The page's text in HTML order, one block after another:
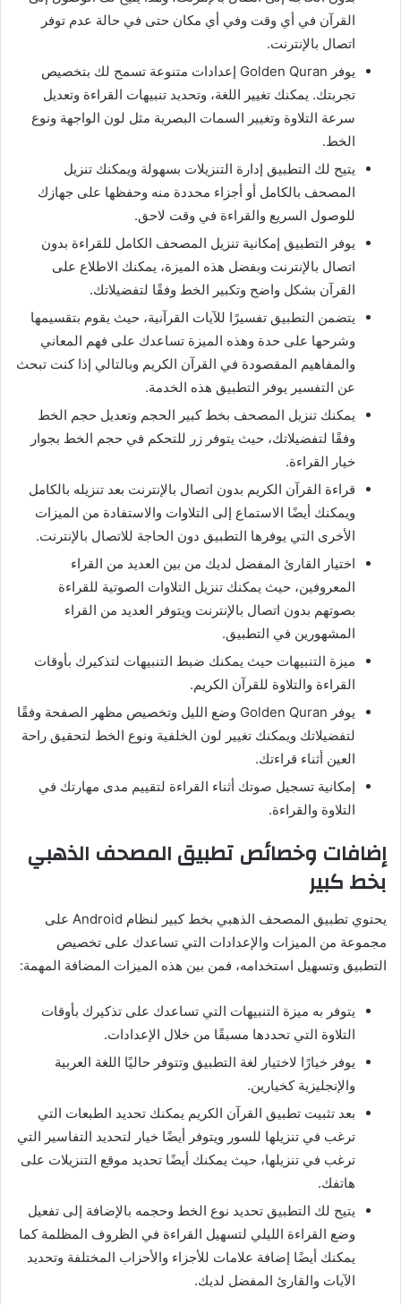
القرآن في أي وقت وفي أي مكان حتى في حالة عدم توفر
اتصال بالإنترنت.
يوفر Golden Quran إعدادات متنوعة تسمح لك بتخصيص
تجربتك. يمكنك تغيير اللغة، وتحديد تنبيهات القراءة وتعديل
سرعة التلاوة وتغيير السمات البصرية مثل لون الواجهة ونوع
الخط.
يتيح لك التطبيق إدارة التنزيلات بسهولة ويمكنك تنزيل
المصحف بالكامل أو أجزاء محددة منه وحفظها على جهازك
للوصول السريع والقراءة في وقت لاحق.
يوفر التطبيق إمكانية تنزيل المصحف الكامل للقراءة بدون
اتصال بالإنترنت وبفضل هذه الميزة، يمكنك الاطلاع على
القرآن بشكل واضح وتكبير الخط وفقًا لتفضيلاتك.
يتضمن التطبيق تفسيرًا للآيات القرآنية، حيث يقوم بتقسيمها
وشرحها على حدة وهذه الميزة تساعدك على فهم المعاني
والمفاهيم المقصودة في القرآن الكريم وبالتالي إذا كنت تبحث
عن التفسير يوفر التطبيق هذه الخدمة.
يمكنك تنزيل المصحف بخط كبير الحجم وتعديل حجم الخط
وفقًا لتفضيلاتك، حيث يتوفر زر للتحكم في حجم الخط بجوار
خيار القراءة.
قراءة القرآن الكريم بدون اتصال بالإنترنت بعد تنزيله بالكامل
ويمكنك أيضًا الاستماع إلى التلاوات والاستفادة من الميزات
الأخرى التي يوفرها التطبيق دون الحاجة للاتصال بالإنترنت.
اختيار القارئ المفضل لديك من بين العديد من القراء
المعروفين، حيث يمكنك تنزيل التلاوات الصوتية للقراءة
بصوتهم بدون اتصال بالإنترنت ويتوفر العديد من القراء
المشهورين في التطبيق.
ميزة التنبيهات حيث يمكنك ضبط التنبيهات لتذكيرك بأوقات
القراءة والتلاوة للقرآن الكريم.
يوفر Golden Quran وضع الليل وتخصيص مظهر الصفحة وفقًا
لتفضيلاتك ويمكنك تغيير لون الخلفية ونوع الخط لتحقيق راحة
العين أثناء قراءتك.
إمكانية تسجيل صوتك أثناء القراءة لتقييم مدى مهارتك في
التلاوة والقراءة.
إضافات وخصائص تطبيق المصحف الذهبي
بخط كبير
يحتوي تطبيق المصحف الذهبي بخط كبير لنظام Android على
مجموعة من الميزات والإعدادات التي تساعدك على تخصيص
التطبيق وتسهيل استخدامه، فمن بين هذه الميزات المضافة المهمة:
يتوفر به ميزة التنبيهات التي تساعدك على تذكيرك بأوقات
التلاوة التي تحددها مسبقًا من خلال الإعدادات.
يوفر خيارًا لاختيار لغة التطبيق وتتوفر حاليًا اللغة العربية
والإنجليزية كخيارين.
بعد تثبيت تطبيق القرآن الكريم يمكنك تحديد الطبعات التي
ترغب في تنزيلها للسور ويتوفر أيضًا خيار لتحديد التفاسير التي
ترغب في تنزيلها، حيث يمكنك أيضًا تحديد موقع التنزيلات على
هاتفك.
يتيح لك التطبيق تحديد نوع الخط وحجمه بالإضافة إلى تفعيل
وضع القراءة الليلي لتسهيل القراءة في الظروف المظلمة كما
يمكنك أيضًا إضافة علامات للأجزاء والأحزاب المختلفة وتحديد
الآيات والقارئ المفضل لديك.